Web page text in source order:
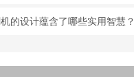
的设计蕴含了哪些实用智慧？